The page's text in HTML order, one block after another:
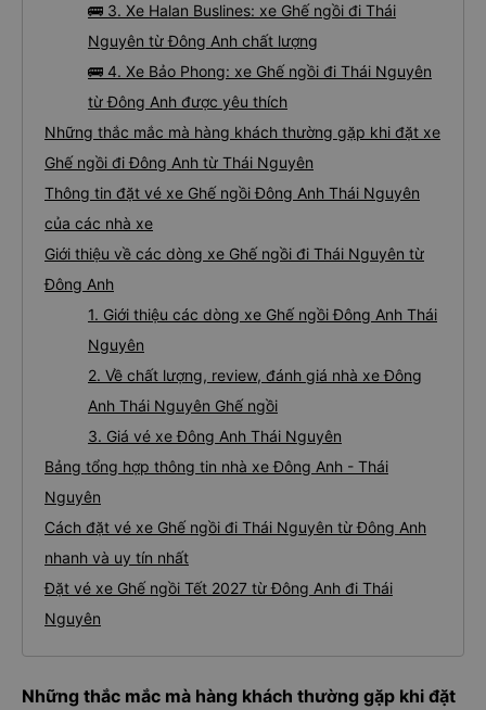
🚌 3. Xe Halan Buslines: xe Ghế ngồi đi Thái
Nguyên từ Đông Anh chất lượng
🚌 4. Xe Bảo Phong: xe Ghế ngồi đi Thái Nguyên
từ Đông Anh được yêu thích
Những thắc mắc mà hàng khách thường gặp khi đặt xe
Ghế ngồi đi Đông Anh từ Thái Nguyên
Thông tin đặt vé xe Ghế ngồi Đông Anh Thái Nguyên
của các nhà xe
Giới thiệu về các dòng xe Ghế ngồi đi Thái Nguyên từ
Đông Anh
1. Giới thiệu các dòng xe Ghế ngồi Đông Anh Thái
Nguyên
2. Về chất lượng, review, đánh giá nhà xe Đông
Anh Thái Nguyên Ghế ngồi
3. Giá vé xe Đông Anh Thái Nguyên
Bảng tổng hợp thông tin nhà xe Đông Anh - Thái
Nguyên
Cách đặt vé xe Ghế ngồi đi Thái Nguyên từ Đông Anh
nhanh và uy tín nhất
Đặt vé xe Ghế ngồi Tết 2027 từ Đông Anh đi Thái
Nguyên
Những thắc mắc mà hàng khách thường gặp khi đặt